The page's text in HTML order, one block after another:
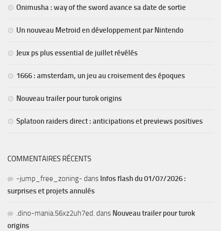
Onimusha : way of the sword avance sa date de sortie
Un nouveau Metroid en développement par Nintendo
Jeux ps plus essential de juillet révélés
1666 : amsterdam, un jeu au croisement des époques
Nouveau trailer pour turok origins
Splatoon raiders direct : anticipations et previews positives
COMMENTAIRES RÉCENTS
-jump_free_zoning- dans Infos flash du 01/07/2026 :
surprises et projets annulés
.dino-mania.56xz2uh7ed. dans Nouveau trailer pour turok
origins